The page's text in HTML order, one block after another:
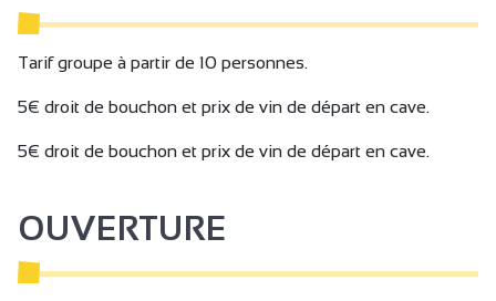
Tarif groupe à partir de 10 personnes.
5€ droit de bouchon et prix de vin de départ en cave.
5€ droit de bouchon et prix de vin de départ en cave.
OUVERTURE